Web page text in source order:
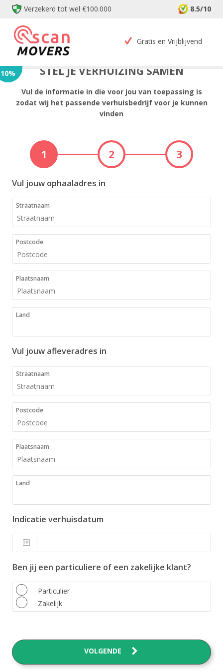
Verzekerd tot wel €100.000 8.5/10
Gratis en Vrijblijvend
10% STEL JE VERHUIZING SAMEN
Vul de informatie in die voor jou van toepassing is
zodat wij het passende verhuisbedrijf voor je kunnen
vinden
1 2 3
Vul jouw ophaaladres in
Straatnaam
Postcode
Plaatsnaam
Land
Vul jouw afleveradres in
Straatnaam
Postcode
Plaatsnaam
Land
Indicatie verhuisdatum
Ben jij een particuliere of een zakelijke klant?
Particulier
Zakelijk
VOLGENDE